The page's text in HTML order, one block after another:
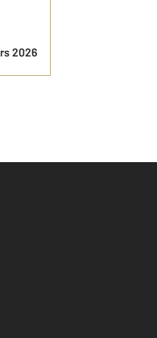
2026